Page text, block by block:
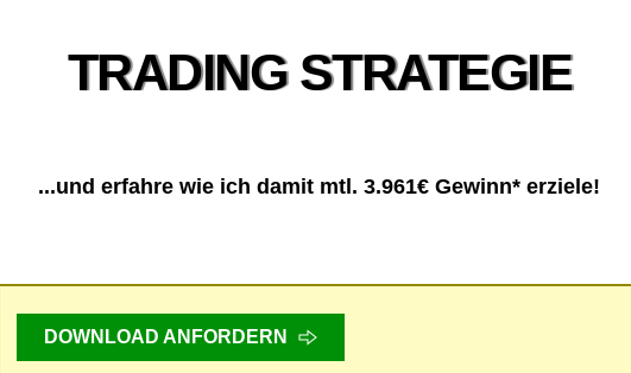
TRADING STRATEGIE
...und erfahre wie ich damit mtl. 3.961€ Gewinn* erziele!
DOWNLOAD ANFORDERN